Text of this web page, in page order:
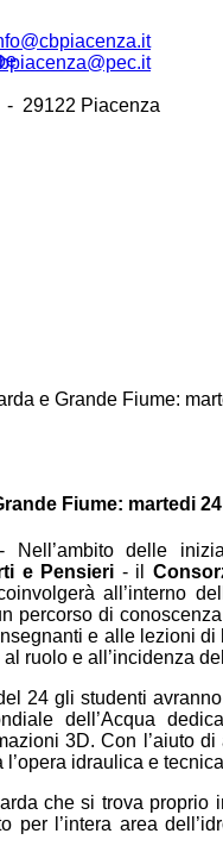
29122 Piacenza
e Grande Fiume:
Fiume: martedi
Nell’ambito delle
e Pensieri - il
all’interno
percorso di
e alle lezioni
ruolo e all’incidenza
24 gli studenti
dell’Acqua
3D. Con l’aiuto
l’opera idraulica e
che si trova proprio
per l’intera area